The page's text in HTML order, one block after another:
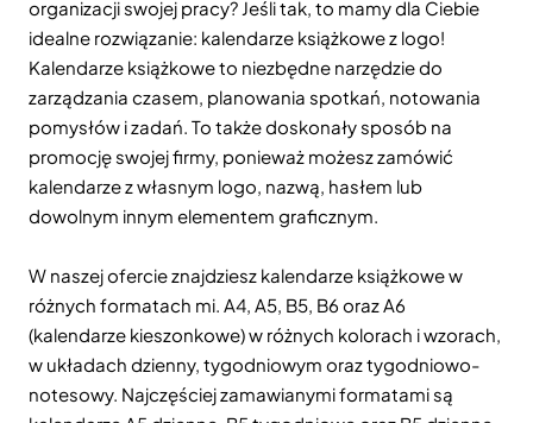
organizacji swojej pracy? Jeśli tak, to mamy dla Ciebie
idealne rozwiązanie: kalendarze książkowe z logo!
Kalendarze książkowe to niezbędne narzędzie do
zarządzania czasem, planowania spotkań, notowania
pomysłów i zadań. To także doskonały sposób na
promocję swojej firmy, ponieważ możesz zamówić
kalendarze z własnym logo, nazwą, hasłem lub
dowolnym innym elementem graficznym.
W naszej ofercie znajdziesz kalendarze książkowe w
różnych formatach mi. A4, A5, B5, B6 oraz A6
(kalendarze kieszonkowe) w różnych kolorach i wzorach,
w układach dzienny, tygodniowym oraz tygodniowo-
notesowy. Najczęściej zamawianymi formatami są